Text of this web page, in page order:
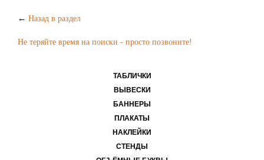
← Назад в раздел
Не теряйте время на поиски - просто позвоните!
ТАБЛИЧКИ
ВЫВЕСКИ
БАННЕРЫ
ПЛАКАТЫ
НАКЛЕЙКИ
СТЕНДЫ